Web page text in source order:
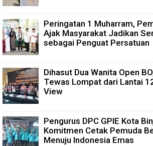
Peringatan 1 Muharram,
Ajak Masyarakat Jadikan
sebagai Penguat Persatuan
Dihasut Dua Wanita Open
Tewas Lompat dari Lantai
View
Pengurus DPC GPIE Kota
Komitmen Cetak Pemuda
Menuju Indonesia Emas